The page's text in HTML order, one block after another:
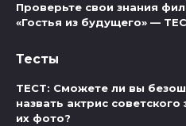
Проверьте свои знания
«Гостья из будущего» —
Тесты
ТЕСТ: Сможете ли вы
назвать актрис советского
их фото?